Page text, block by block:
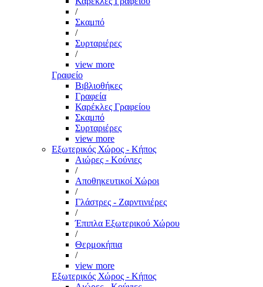
/
Σκαμπό
/
Συρταριέρες
/
view more
Γραφείο
Βιβλιοθήκες
Γραφεία
Καρέκλες Γραφείου
Σκαμπό
Συρταριέρες
view more
Εξωτερικός Χώρος - Κήπος
Αιώρες - Κούνιες
/
Αποθηκευτικοί Χώροι
/
Γλάστρες - Ζαρντινιέρες
/
Έπιπλα Εξωτερικού Χώρου
/
Θερμοκήπια
/
view more
Εξωτερικός Χώρος - Κήπος